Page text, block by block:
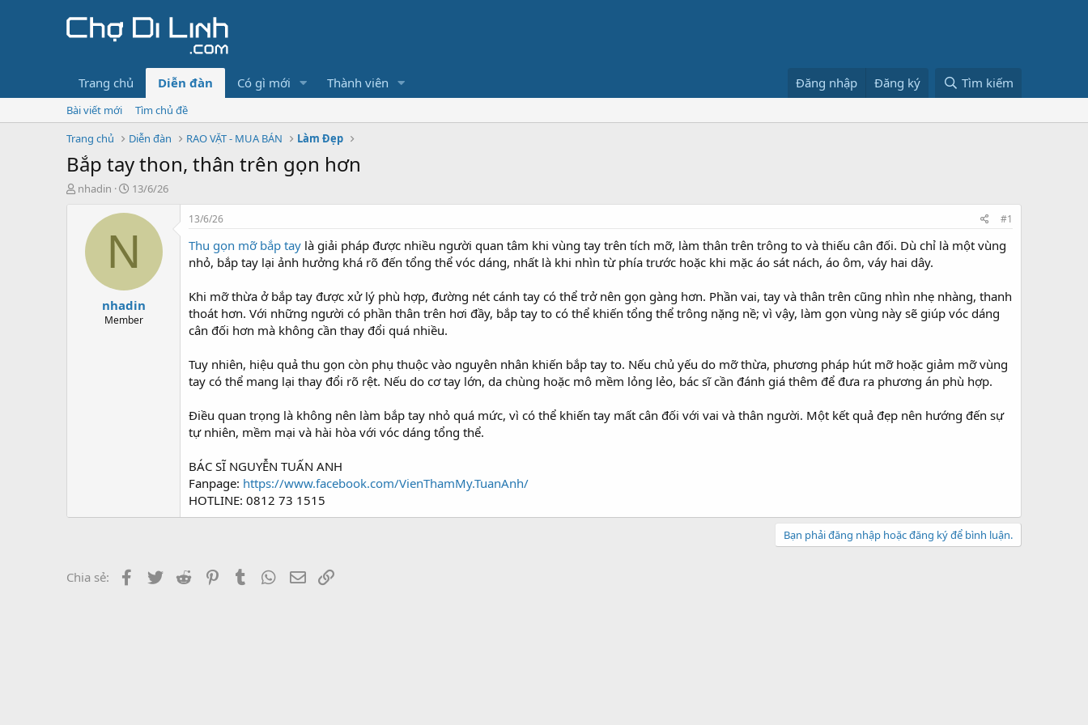
Trang chủ Diễn đàn Có gì mới Thành viên Đăng nhập Đăng ký Tìm kiếm
Bài viết mới
Tìm chủ đề
Trang chủ
Diễn đàn RAO VẶT - MUA BÁN Làm Đẹp
Bắp tay thon, thân trên gọn hơn
T
nhadin
N
à
ử
13/6/26
N
nhadin
Member
13/6/26 #1
Thu gọn mỡ bắp tay là giải pháp được nhiều người quan tâm khi vùng tay trên tích mỡ, làm thân trên trông to và thiếu cân đối. Dù chỉ là một vùng
nhỏ, bắp tay lại ảnh hưởng khá rõ đến tổng thể vóc dáng, nhất là khi nhìn từ phía trước hoặc khi mặc áo sát nách, áo ôm, váy hai dây.
Khi mỡ thừa ở bắp tay được xử lý phù hợp, đường nét cánh tay có thể trở nên gọn gàng hơn. Phần vai, tay và thân trên cũng nhìn nhẹ nhàng, thanh
thoát hơn. Với những người có phần thân trên hơi đầy, bắp tay to có thể khiến tổng thể trông nặng nề; vì vậy, làm gọn vùng này sẽ giúp vóc dáng
cân đối hơn mà không cần thay đổi quá nhiều.
Tuy nhiên, hiệu quả thu gọn còn phụ thuộc vào nguyên nhân khiến bắp tay to. Nếu chủ yếu do mỡ thừa, phương pháp hút mỡ hoặc giảm mỡ vùng
tay có thể mang lại thay đổi rõ rệt. Nếu do cơ tay lớn, da chùng hoặc mô mềm lỏng lẻo, bác sĩ cần đánh giá thêm để đưa ra phương án phù hợp.
Điều quan trọng là không nên làm bắp tay nhỏ quá mức, vì có thể khiến tay mất cân đối với vai và thân người. Một kết quả đẹp nên hướng đến sự
tự nhiên, mềm mại và hài hòa với vóc dáng tổng thể.
BÁC SĨ NGUYỄN TUẤN ANH
Fanpage: https://www.facebook.com/VienThamMy.TuanAnh/
HOTLINE: 0812 73 1515
Bạn phải đăng nhập hoặc đăng ký để bình luận.
Chia sẻ: Facebook
Twitter Reddit PinterestTumblrWhatsApp
Email